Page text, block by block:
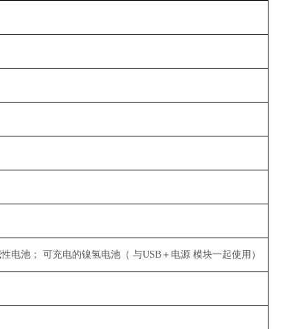
电池； 可充电的镍氢电池（ 与USB＋电源 模块一起使用）